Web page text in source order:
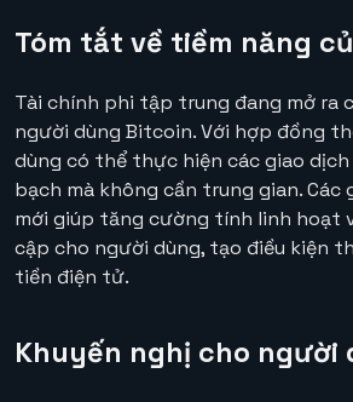
Tóm tắt về tiềm năng
Tài chính phi tập trung đang mở ra
người dùng Bitcoin. Với hợp đồng
dùng có thể thực hiện các giao
bạch mà không cần trung gian.
mới giúp tăng cường tính linh hoạt
cập cho người dùng, tạo điều kiện
tiền điện tử.
Khuyến nghị cho người